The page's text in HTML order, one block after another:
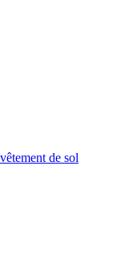
de sol